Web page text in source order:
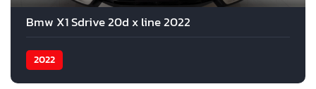
Bmw X1 Sdrive 20d x line 2022
2022